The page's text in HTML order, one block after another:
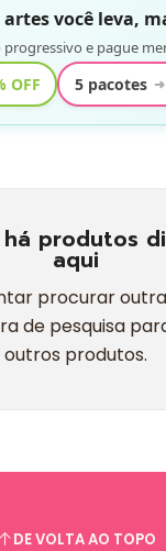
você leva,
e pague
OFF 5 pacotes ➜
produtos
aqui
procurar
de pesquisa
outros produtos.
DE VOLTA AO TOPO